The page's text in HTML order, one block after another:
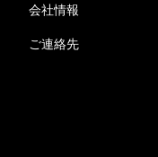
会社情報
ご連絡先